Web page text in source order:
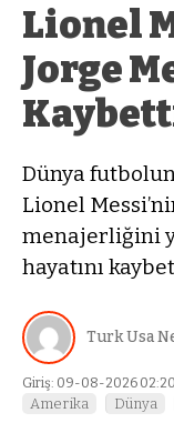
Lionel
Jorge
Dünya
Lionel
menajerliğini
hayatını
Turk Usa
Giriş: 09-08-2026 02:20
Amerika Dünya